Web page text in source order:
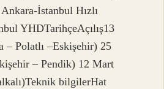
Ankara-İstanbul Hızlı
YHDTarihçeAçılış13
– Polatlı –Eskişehir) 25
– Pendik) 12 Mart
bilgilerHat